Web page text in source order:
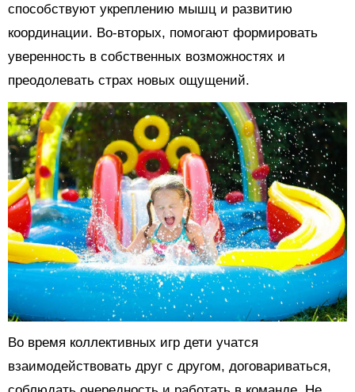
способствуют укреплению мышц и развитию
координации. Во-вторых, помогают формировать
уверенность в собственных возможностях и
преодолевать страх новых ощущений.
Во время коллективных игр дети учатся
взаимодействовать друг с другом, договариваться,